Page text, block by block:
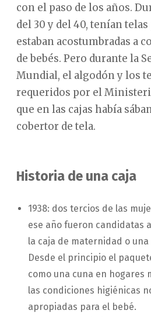
con el paso de los años.
del 30 y del 40, tenían
estaban acostumbradas a
de bebés. Pero durante la
Mundial, el algodón y los
requeridos por el
que en las cajas había
cobertor de tela.
Historia de una caja
1938: dos tercios de las
ese año fueron candidatas
la caja de maternidad o una
Desde el principio el
como una cuna en hogares
las condiciones higiénicas
apropiadas para el bebé.